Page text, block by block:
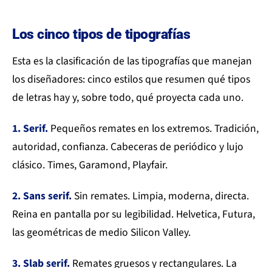
Los cinco tipos de tipografías
Esta es la clasificación de las tipografías que manejan
los diseñadores: cinco estilos que resumen qué tipos
de letras hay y, sobre todo, qué proyecta cada uno.
1. Serif. Pequeños remates en los extremos. Tradición,
autoridad, confianza. Cabeceras de periódico y lujo
clásico. Times, Garamond, Playfair.
2. Sans serif. Sin remates. Limpia, moderna, directa.
Reina en pantalla por su legibilidad. Helvetica, Futura,
las geométricas de medio Silicon Valley.
3. Slab serif. Remates gruesos y rectangulares. La